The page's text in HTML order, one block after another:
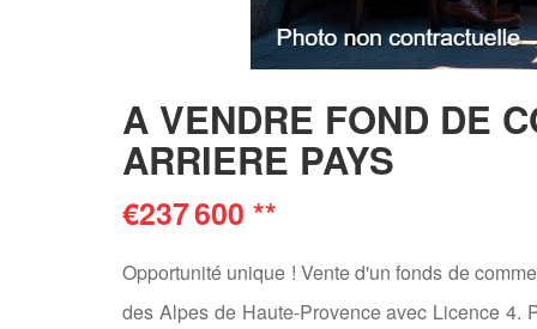
A VENDRE FOND DE
ARRIERE PAYS
€237 600 **
Opportunité unique ! Vente d'un fonds de
des Alpes de Haute-Provence avec Licence 4.